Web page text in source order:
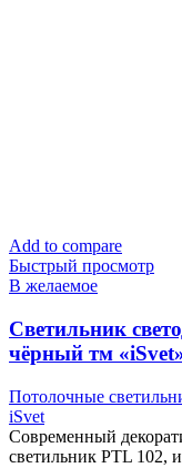
Add to compare
Быстрый просмотр
В желаемое
Cветильник
чёрный тм
Потолочные
iSvet
Современный
светильник PTL 102,